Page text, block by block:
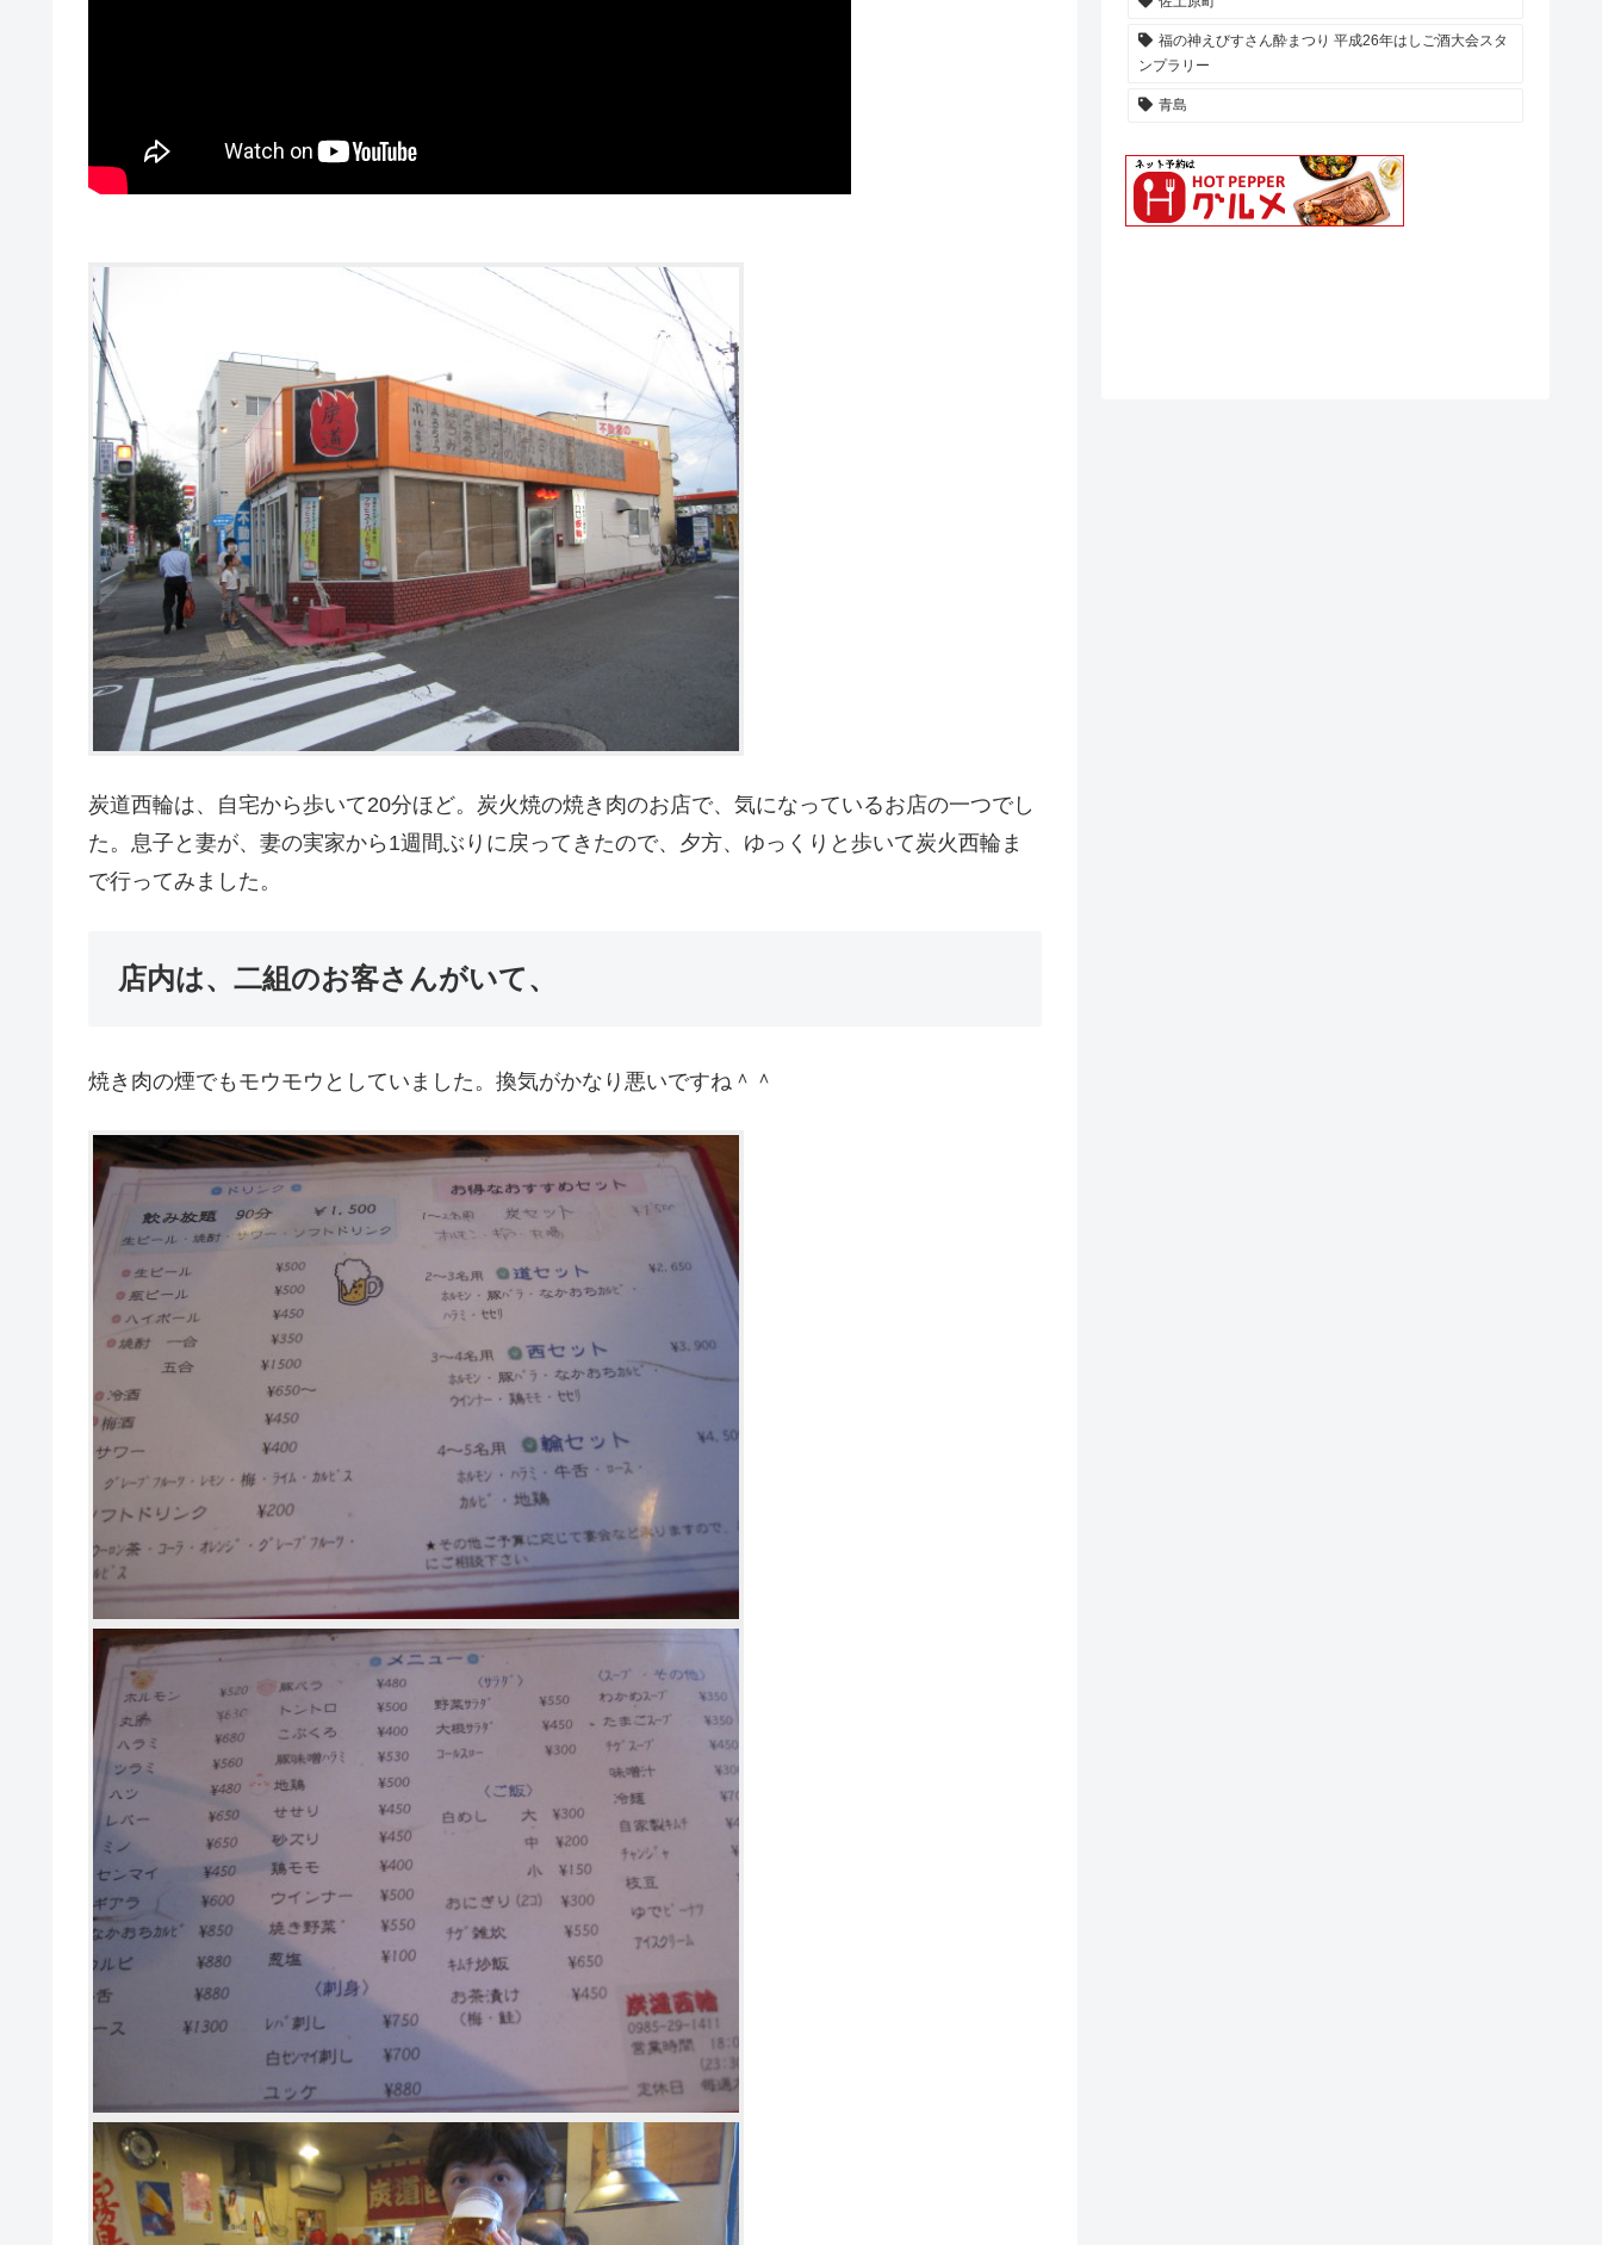
炭道西輪は、自宅から歩いて20分ほど。炭火焼の焼き肉のお店で、気になっているお店の一つでし
た。息子と妻が、妻の実家から1週間ぶりに戻ってきたので、夕方、ゆっくりと歩いて炭火西輪ま
で行ってみました。
店内は、二組のお客さんがいて、
焼き肉の煙でもモウモウとしていました。換気がかなり悪いですね＾＾
福の神えびすさん酔まつり 平成26年はしご酒大会スタ
ンプラリー
青島